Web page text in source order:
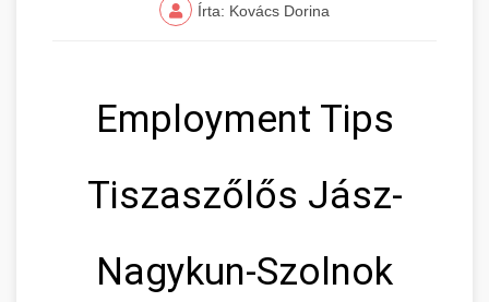
Írta: Kovács Dorina
Employment Tips
Tiszaszőlős Jász-
Nagykun-Szolnok